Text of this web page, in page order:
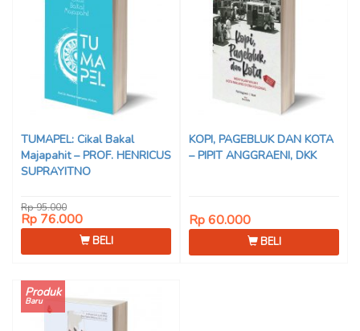
TUMAPEL: Cikal Bakal
Majapahit – PROF. HENRICUS
SUPRAYITNO
Rp 95.000
Rp 76.000
BELI
KOPI, PAGEBLUK DAN KOTA
– PIPIT ANGGRAENI, DKK
Rp 60.000
BELI
Produk
Baru